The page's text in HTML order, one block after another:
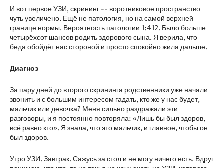
И вот первое УЗИ, скрининг -- воротниковое пространство
чуть увеличено. Ещё не патология, но на самой верхней
границе нормы. Вероятность патологии 1:412. Было больше
четырёхсот шансов родить здорового сына. Я верила, что
беда обойдёт нас стороной и просто спокойно жила дальше.
Диагноз
За пару дней до второго скрининга родственники уже начали
звонить и с большим интересом гадать, кто же у нас будет,
мальчик или девочка? Меня сильно раздражали эти
разговоры, и я постоянно повторяла: «Лишь бы был здоров,
всё равно кто». Я знала, что это мальчик, и главное, чтобы он
был здоров.
Утро УЗИ. Завтрак. Сажусь за стол и не могу ничего есть. Вдруг